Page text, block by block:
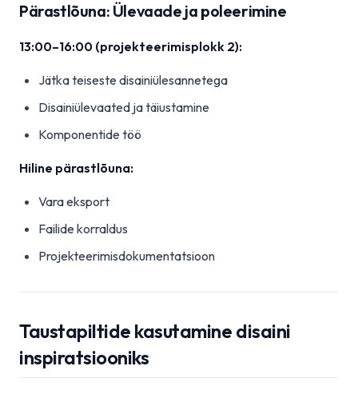
Pärastlõuna: Ülevaade ja poleerimine
13:00–16:00 (projekteerimisplokk 2):
Jätka teiseste disainiülesannetega
Disainiülevaated ja täiustamine
Komponentide töö
Hiline pärastlõuna:
Vara eksport
Failide korraldus
Projekteerimisdokumentatsioon
Taustapiltide kasutamine disaini
inspiratsiooniks